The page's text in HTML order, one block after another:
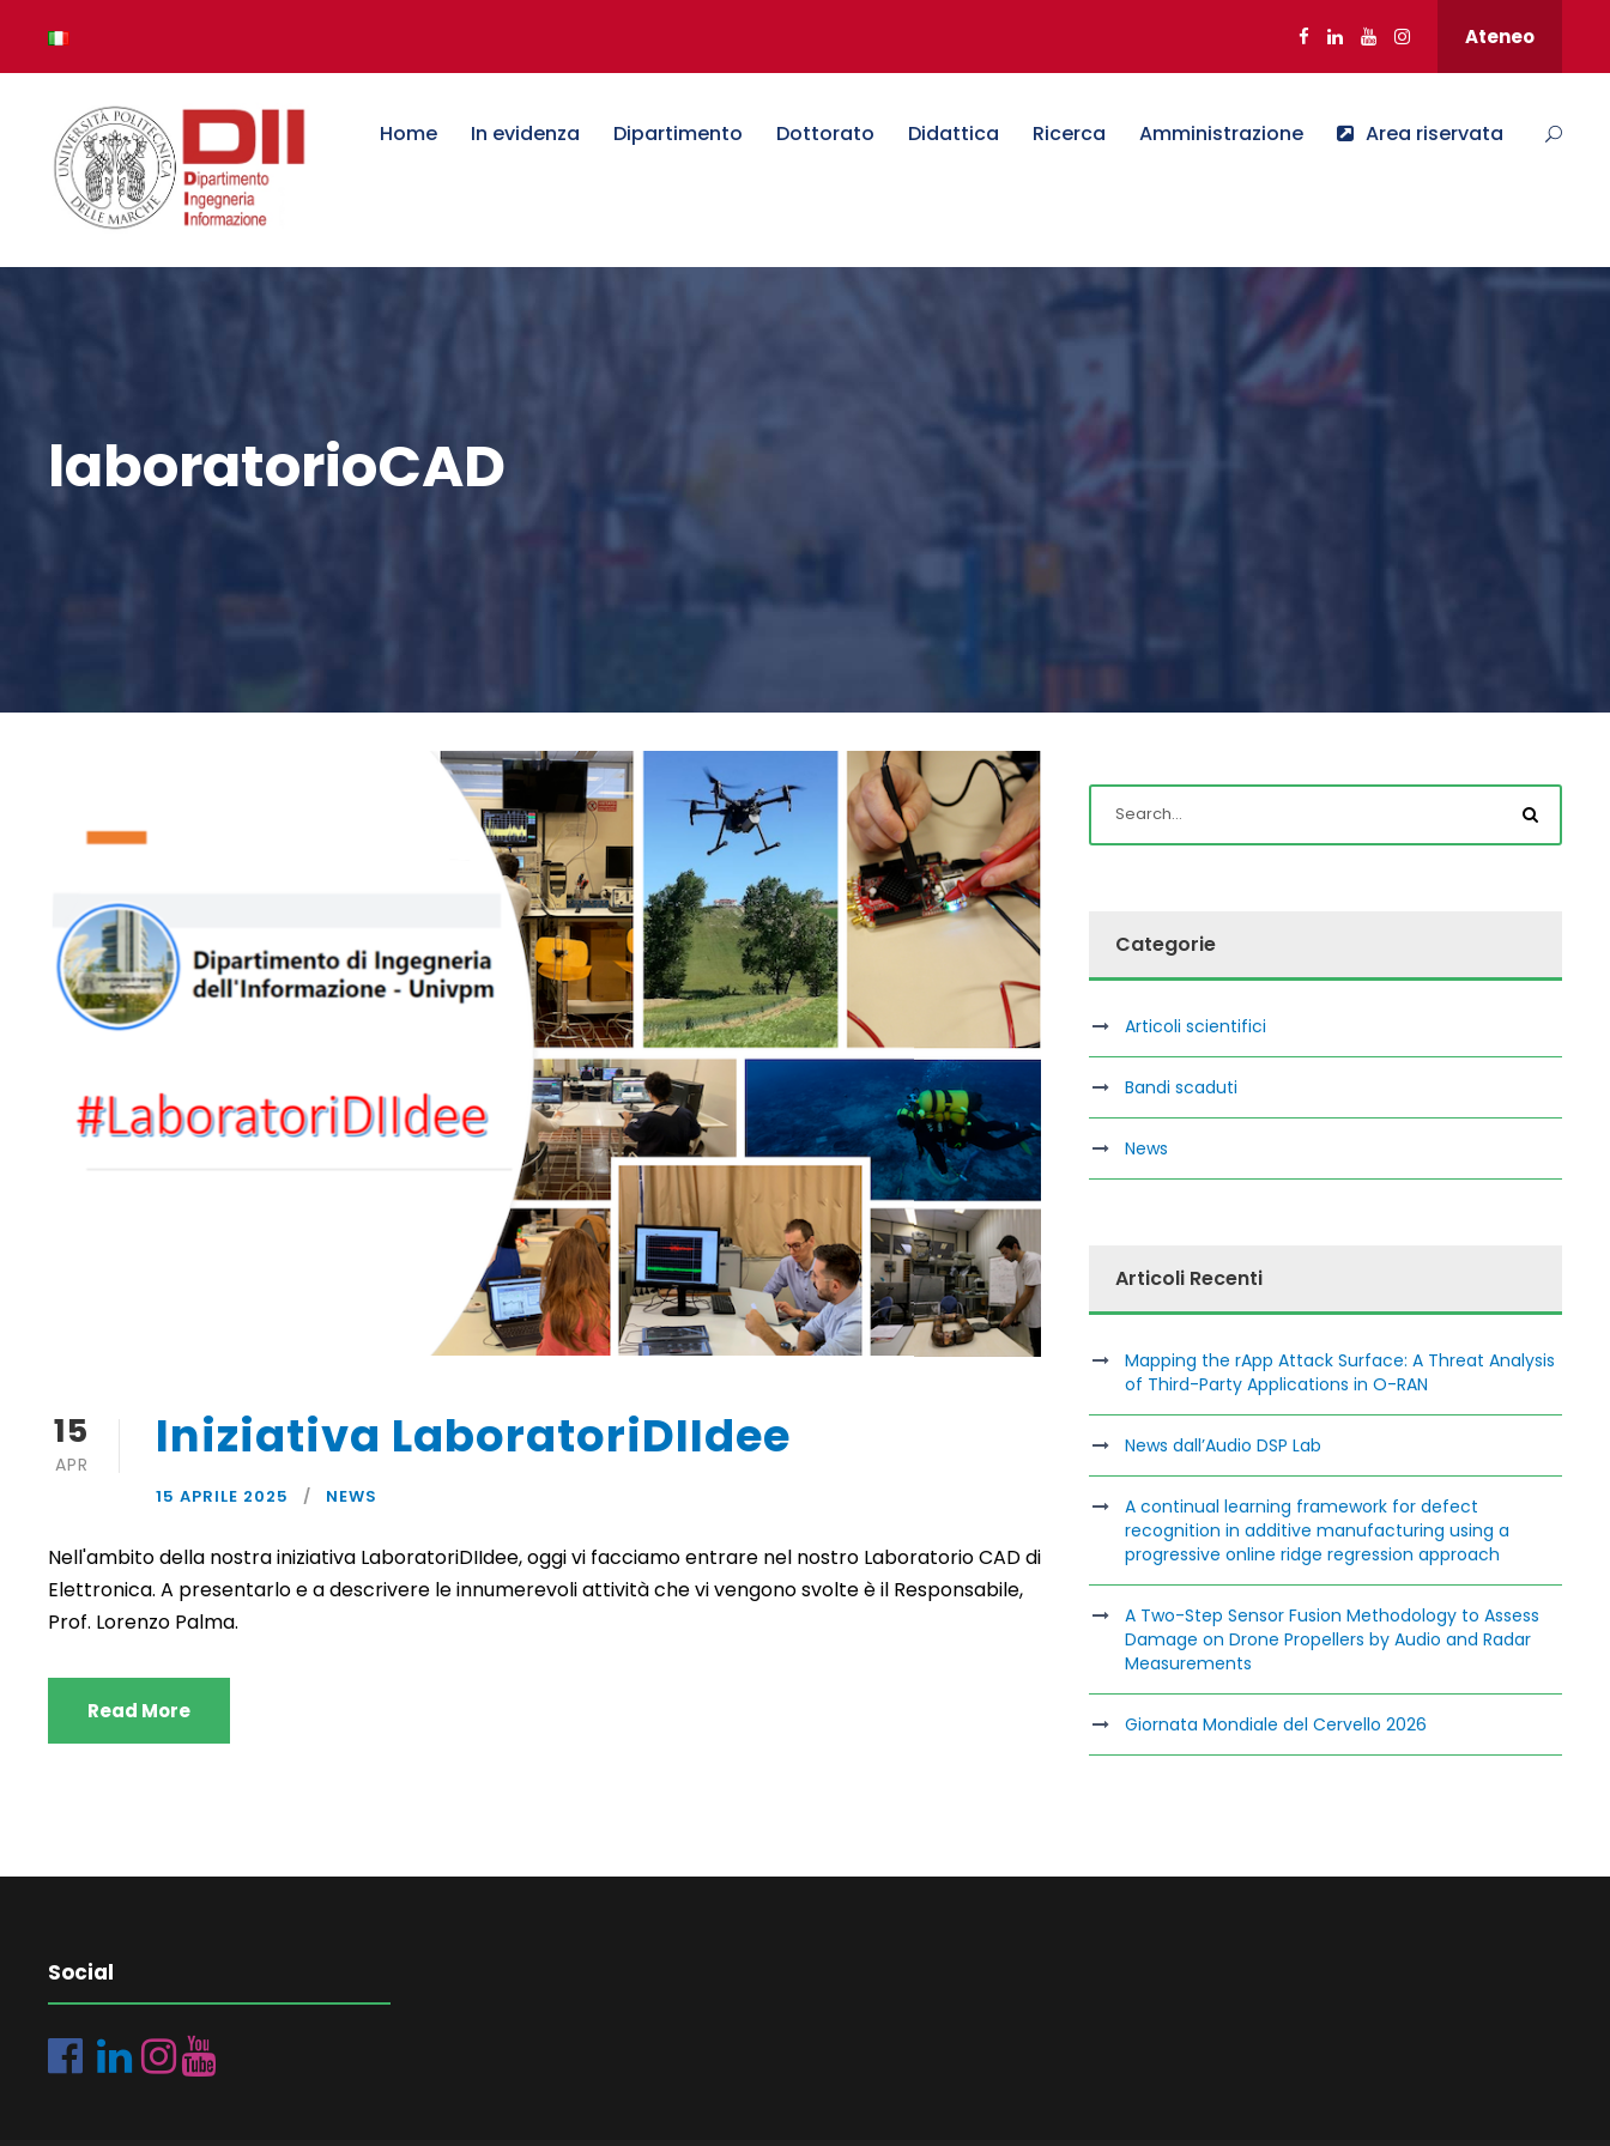
Ateneo
Home In evidenza Dipartimento Dottorato Didattica Ricerca Amministrazione Area riservata
laboratorioCAD
15
APR Iniziativa LaboratoriDIIdee
15 APRILE 2025 NEWS
Nell'ambito della nostra iniziativa LaboratoriDIIdee, oggi vi facciamo entrare nel nostro Laboratorio CAD di
Elettronica. A presentarlo e a descrivere le innumerevoli attività che vi vengono svolte è il Responsabile,
Prof. Lorenzo Palma.
Read More
Categorie
Articoli scientifici
Bandi scaduti
News
Articoli Recenti
Mapping the rApp Attack Surface: A Threat Analysis
of Third-Party Applications in O-RAN
News dall’Audio DSP Lab
A continual learning framework for defect
recognition in additive manufacturing using a
progressive online ridge regression approach
A Two-Step Sensor Fusion Methodology to Assess
Damage on Drone Propellers by Audio and Radar
Measurements
Giornata Mondiale del Cervello 2026
Social